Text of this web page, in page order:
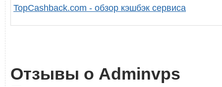
TopCashback.com - обзор кэшбэк сервиса
Отзывы о Adminvps